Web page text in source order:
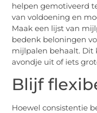
helpen gemotiveerd
van voldoening en
Maak een lijst van
bedenk beloningen
mijlpalen behaalt. Dit
avondje uit of iets
Blijf
Hoewel consistentie